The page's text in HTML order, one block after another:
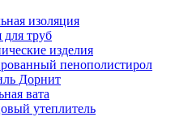
изоляция
для труб
изделия
пенополистирол
Дорнит
вата
утеплитель